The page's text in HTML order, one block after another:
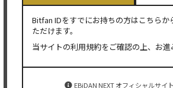
Bitfan IDをすでにお持ちの方はこちらか
ただけます。
当サイトの利用規約をご確認の上、お進
EBiDAN NEXT オフィシャルサイ